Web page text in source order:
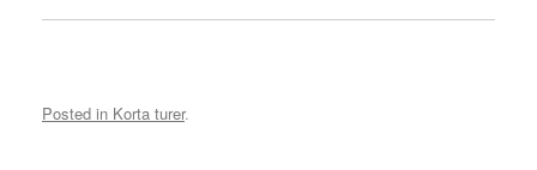
Posted in Korta turer.